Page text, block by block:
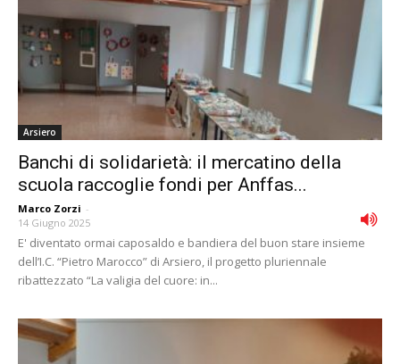
Arsiero
Banchi di solidarietà: il mercatino della
scuola raccoglie fondi per Anffas...
Marco Zorzi -
14 Giugno 2025
E' diventato ormai caposaldo e bandiera del buon stare insieme
dell’I.C. “Pietro Marocco” di Arsiero, il progetto pluriennale
ribattezzato “La valigia del cuore: in...